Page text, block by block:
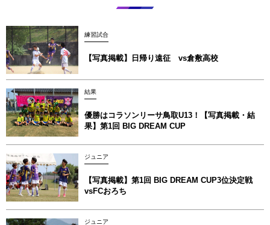
練習試合
【写真掲載】日帰り遠征 vs倉敷高校
結果
優勝はコラソンリーサ鳥取U13！【写真掲載‪‪‪︎︎・結
果】第1回 BIG DREAM CUP
ジュニア
【写真掲載】第1回 BIG DREAM CUP3位決定戦
vsFCおろち
ジュニア